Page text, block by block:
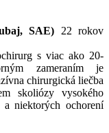
SAE) 22 rokov
s viac ako 20-
zameraním je
chirurgická liečba
skoliózy vysokého
niektorých ochorení